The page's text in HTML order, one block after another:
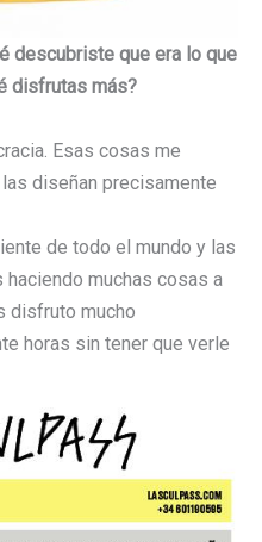
descubriste que era lo que
disfrutas más?
Esas cosas me
diseñan precisamente
de todo el mundo y las
muchas cosas a
disfruto mucho
horas sin tener que verle